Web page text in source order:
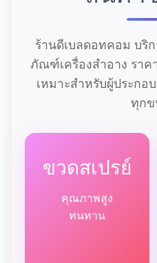
ร้านดีเบลดอทคอม บริ
ภัณฑ์เครื่องสำอาง ราค
เหมาะสำหรับผู้ประกอ
ทุก
ขวดสเปรย์
คุณภาพสูง
ทนทาน